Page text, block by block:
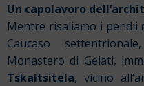
Un capolavoro
Mentre risaliamo i pendii
Caucaso
Monastero di Gelati,
Tskaltsitela, vicino